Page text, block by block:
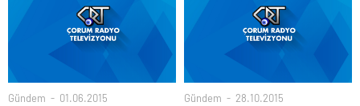
Gündem 01.06.2015 Gündem 28.10.2015